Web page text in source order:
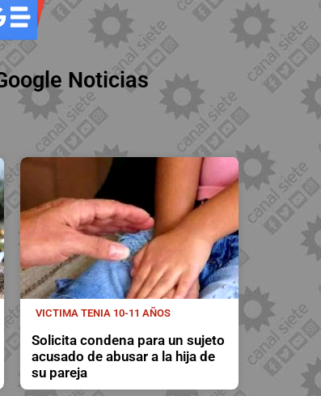
Noticias
VICTIMA TENIA 10-11 AÑOS
Solicita condena para un sujeto
acusado de abusar a la hija de
su pareja